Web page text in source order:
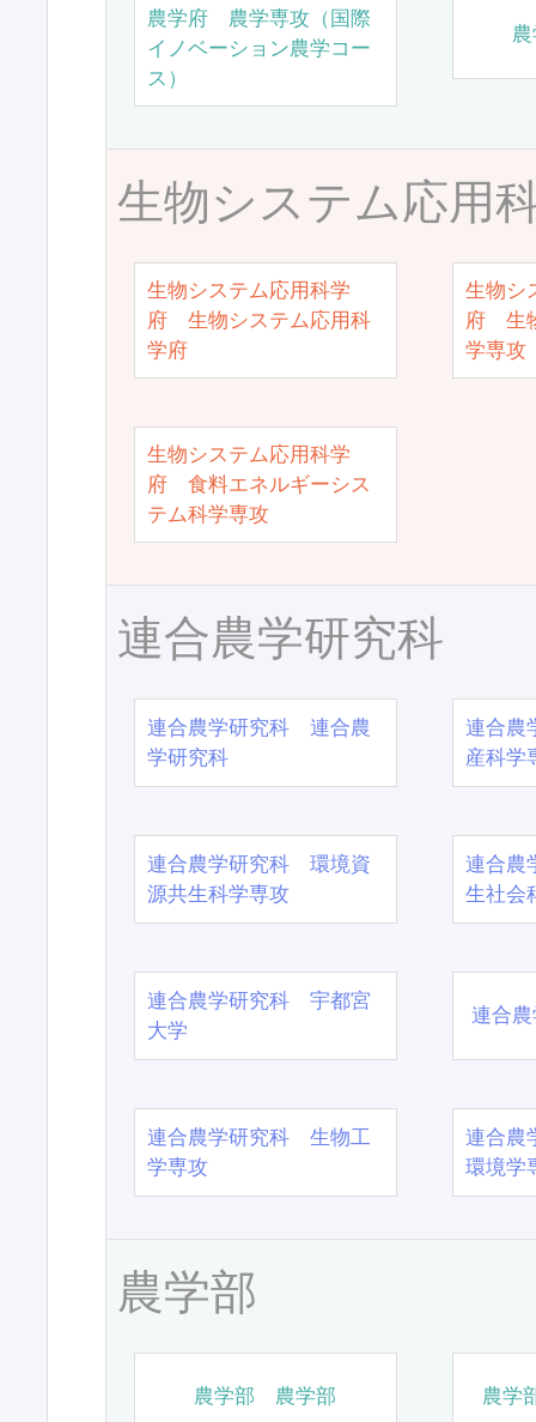
農学府 農学専攻（国際
イノベーション農学コー
ス）
生物システム応用
生物システム応用科学
府 生物システム応用科
学府
生物シ
府 生
学専攻
生物システム応用科学
府 食料エネルギーシス
テム科学専攻
連合農学研究科
連合農学研究科 連合農
学研究科
連合農
産科学
連合農学研究科 環境資
源共生科学専攻
連合農
生社会
連合農学研究科 宇都宮
大学
連合
連合農学研究科 生物工
学専攻
連合農
環境学
農学部
農学部 農学部 農学